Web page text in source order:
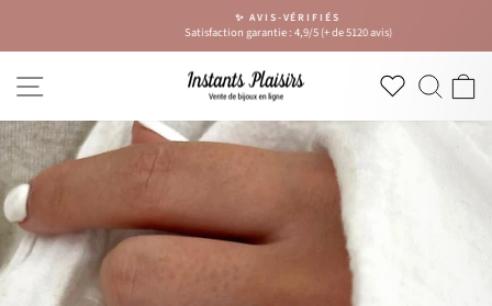
contenu
Diaporama
Pause
✨ AVIS-VÉRIFIÉS
Satisfaction garantie : 4,9/5 (+ de 5120 avis)